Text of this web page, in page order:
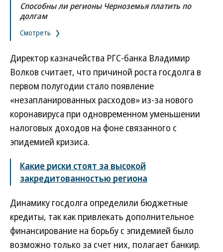
Способны ли регионы Черноземья платить по
долгам
Смотреть
Директор казначейства РГС-банка Владимир
Волков считает, что причиной роста госдолга в
первом полугодии стало появление
«незапланированных расходов» из-за нового
коронавируса при одновременном уменьшении
налоговых доходов на фоне связанного с
эпидемией кризиса.
Какие риски стоят за высокой
закредитованностью региона
Динамику госдолга определили бюджетные
кредиты, так как привлекать дополнительное
финансирование на борьбу с эпидемией было
возможно только за счет них, полагает банкир.